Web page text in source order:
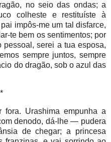
no seio das ondas; a
colheste e restituíste à
impôs-me um tal disfarce,
te bem os sentimentos; por
pessoal, serei a tua esposa,
sempre juntos, sempre
do dragão, sob o azul das
Urashima empunha a
denodo, dá-lhe — pudera
de chegar; a princesa